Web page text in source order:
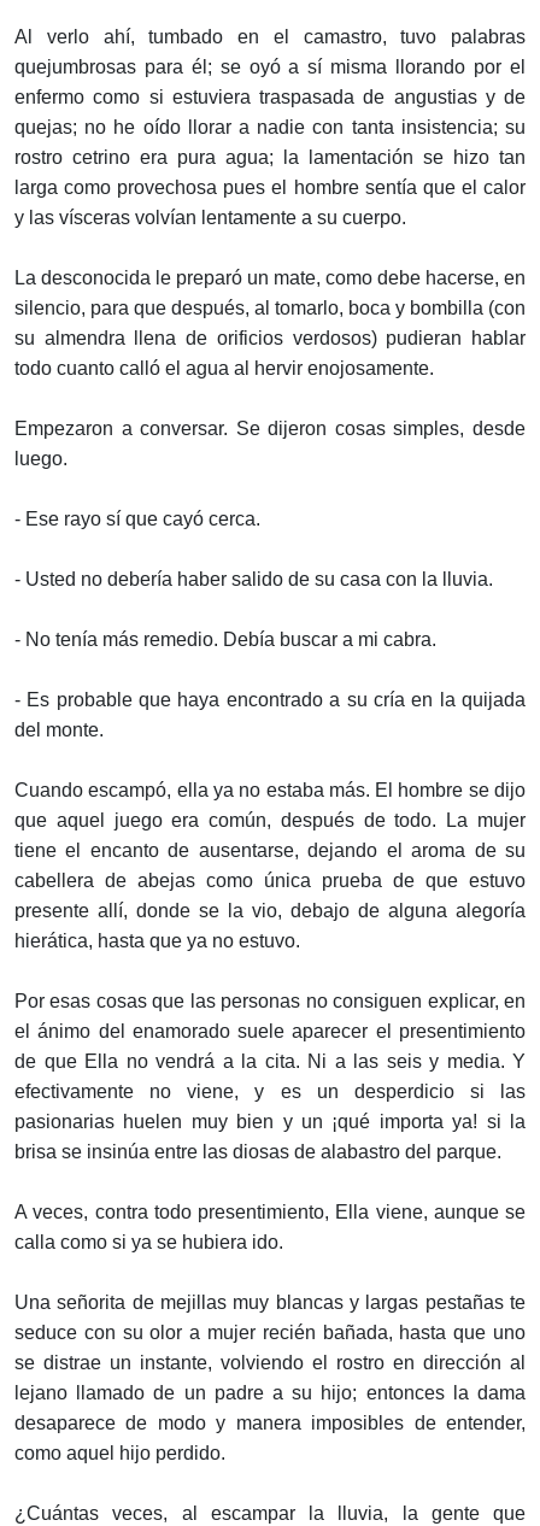
Al verlo ahí, tumbado en el camastro, tuvo palabras
quejumbrosas para él; se oyó a sí misma llorando por el
enfermo como si estuviera traspasada de angustias y de
quejas; no he oído llorar a nadie con tanta insistencia; su
rostro cetrino era pura agua; la lamentación se hizo tan
larga como provechosa pues el hombre sentía que el calor
y las vísceras volvían lentamente a su cuerpo.
La desconocida le preparó un mate, como debe hacerse, en
silencio, para que después, al tomarlo, boca y bombilla (con
su almendra llena de orificios verdosos) pudieran hablar
todo cuanto calló el agua al hervir enojosamente.
Empezaron a conversar. Se dijeron cosas simples, desde
luego.
- Ese rayo sí que cayó cerca.
- Usted no debería haber salido de su casa con la lluvia.
- No tenía más remedio. Debía buscar a mi cabra.
- Es probable que haya encontrado a su cría en la quijada
del monte.
Cuando escampó, ella ya no estaba más. El hombre se dijo
que aquel juego era común, después de todo. La mujer
tiene el encanto de ausentarse, dejando el aroma de su
cabellera de abejas como única prueba de que estuvo
presente allí, donde se la vio, debajo de alguna alegoría
hierática, hasta que ya no estuvo.
Por esas cosas que las personas no consiguen explicar, en
el ánimo del enamorado suele aparecer el presentimiento
de que Ella no vendrá a la cita. Ni a las seis y media. Y
efectivamente no viene, y es un desperdicio si las
pasionarias huelen muy bien y un ¡qué importa ya! si la
brisa se insinúa entre las diosas de alabastro del parque.
A veces, contra todo presentimiento, Ella viene, aunque se
calla como si ya se hubiera ido.
Una señorita de mejillas muy blancas y largas pestañas te
seduce con su olor a mujer recién bañada, hasta que uno
se distrae un instante, volviendo el rostro en dirección al
lejano llamado de un padre a su hijo; entonces la dama
desaparece de modo y manera imposibles de entender,
como aquel hijo perdido.
¿Cuántas veces, al escampar la lluvia, la gente que